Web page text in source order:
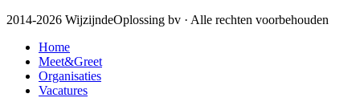
2014-2026 WijzijndeOplossing bv · Alle rechten voorbehouden
Home
Meet&Greet
Organisaties
Vacatures